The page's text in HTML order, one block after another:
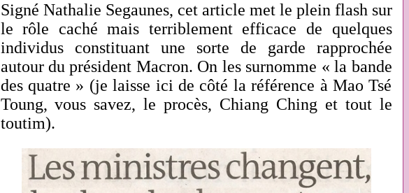
Signé Nathalie Segaunes, cet article met le plein flash sur
le rôle caché mais terriblement efficace de quelques
individus constituant une sorte de garde rapprochée
autour du président Macron. On les surnomme « la bande
des quatre » (je laisse ici de côté la référence à Mao Tsé
Toung, vous savez, le procès, Chiang Ching et tout le
toutim).